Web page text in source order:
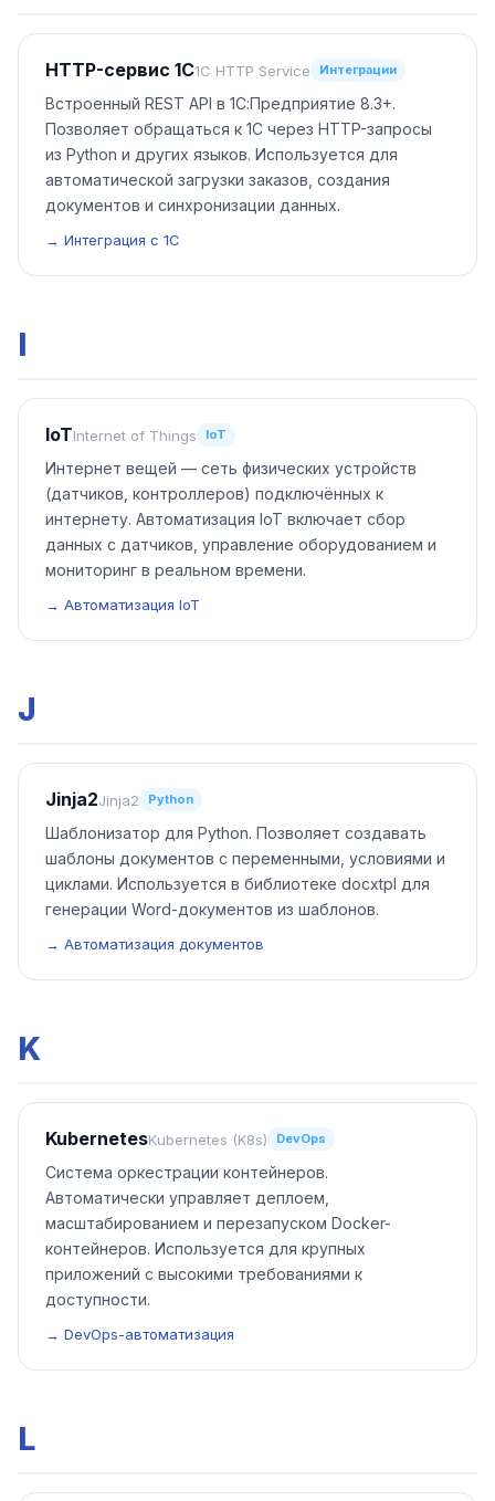
HTTP-сервис 1С1C HTTP Service Интеграции
Встроенный REST API в 1С:Предприятие 8.3+.
Позволяет обращаться к 1С через HTTP-запросы
из Python и других языков. Используется для
автоматической загрузки заказов, создания
документов и синхронизации данных.
→ Интеграция с 1С
I
IoTInternet of Things IoT
Интернет вещей — сеть физических устройств
(датчиков, контроллеров) подключённых к
интернету. Автоматизация IoT включает сбор
данных с датчиков, управление оборудованием и
мониторинг в реальном времени.
→ Автоматизация IoT
J
Jinja2Jinja2 Python
Шаблонизатор для Python. Позволяет создавать
шаблоны документов с переменными, условиями и
циклами. Используется в библиотеке docxtpl для
генерации Word-документов из шаблонов.
→ Автоматизация документов
K
KubernetesKubernetes (K8s) DevOps
Система оркестрации контейнеров.
Автоматически управляет деплоем,
масштабированием и перезапуском Docker-
контейнеров. Используется для крупных
приложений с высокими требованиями к
доступности.
→ DevOps-автоматизация
L